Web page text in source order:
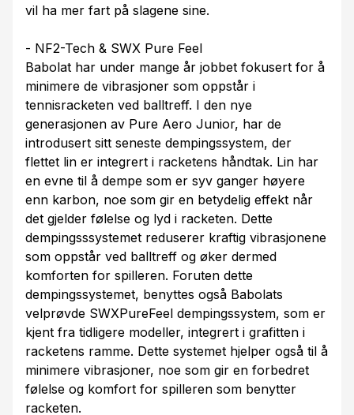
vil ha mer fart på slagene sine.
- NF2-Tech & SWX Pure Feel
Babolat har under mange år jobbet fokusert for å
minimere de vibrasjoner som oppstår i
tennisracketen ved balltreff. I den nye
generasjonen av Pure Aero Junior, har de
introdusert sitt seneste dempingssystem, der
flettet lin er integrert i racketens håndtak. Lin har
en evne til å dempe som er syv ganger høyere
enn karbon, noe som gir en betydelig effekt når
det gjelder følelse og lyd i racketen. Dette
dempingsssystemet reduserer kraftig vibrasjonene
som oppstår ved balltreff og øker dermed
komforten for spilleren. Foruten dette
dempingssystemet, benyttes også Babolats
velprøvde SWXPureFeel dempingssystem, som er
kjent fra tidligere modeller, integrert i grafitten i
racketens ramme. Dette systemet hjelper også til å
minimere vibrasjoner, noe som gir en forbedret
følelse og komfort for spilleren som benytter
racketen.